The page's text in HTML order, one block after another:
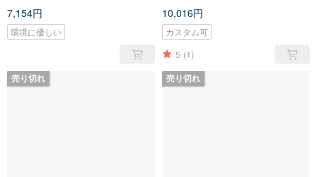
ピン
7,154円
環境に優しい
10,016円
カスタム可
5 (1)
売り切れ 売り切れ